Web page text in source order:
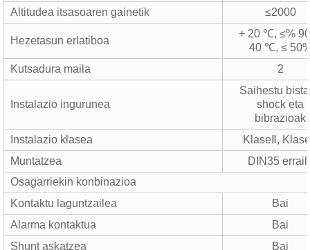
Altitudea itsasoaren gainetik
≤2000
Hezetasun erlatiboa
+ 20 ℃, ≤%
40 ℃, ≤
Kutsadura maila
2
Instalazio ingurunea
Saihestu
shock eta
bibrazioak
Instalazio klasea
KlaseⅡ,
Muntatzea
DIN35
Osagarriekin konbinazioa
Kontaktu laguntzailea
Bai
Alarma kontaktua
Bai
Shunt askatzea
Bai